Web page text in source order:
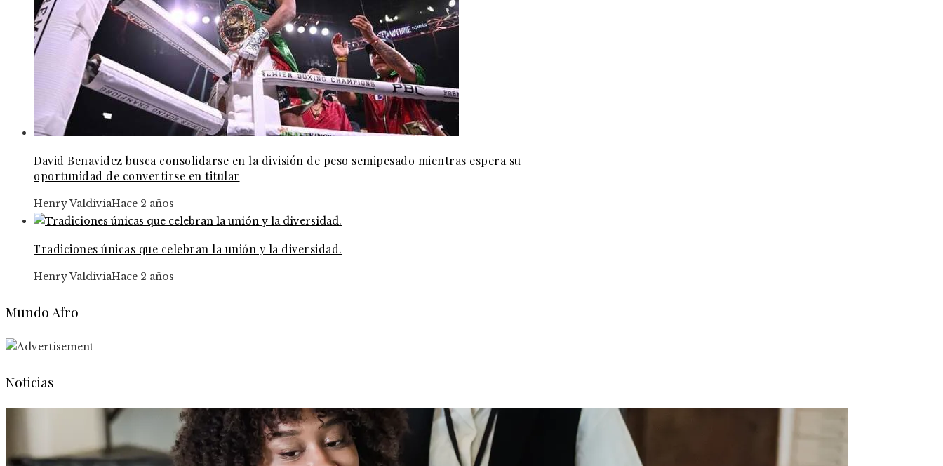
David Benavidez busca consolidarse en la división de peso semipesado mientras espera su
oportunidad de convertirse en titular
Henry ValdiviaHace 2 años
Tradiciones únicas que celebran la unión y la diversidad.
Henry ValdiviaHace 2 años
Mundo Afro
Noticias